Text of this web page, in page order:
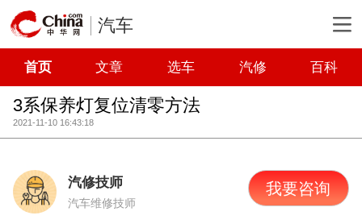
汽车
首页 文章 选车 汽修 百科
3系保养灯复位清零方法
2021-11-10 16:43:18
汽修技师
汽车维修技师
我要咨询